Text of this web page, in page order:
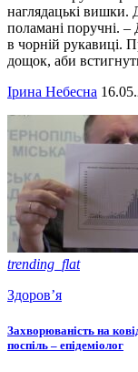
наглядацькі вишки.
поламані поручні. –
в чорній рукавиці.
дощок, аби
Ірина Небесна
trending_flat
Здоров’я
Захворюваність на
поспіль – епідеміолог